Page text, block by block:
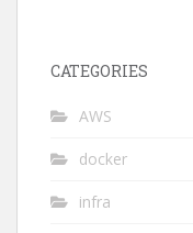
CATEGORIES
AWS
docker
infra